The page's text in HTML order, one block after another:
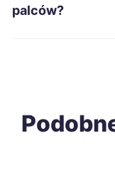
Starachowice
Stalowa Wola
palców?